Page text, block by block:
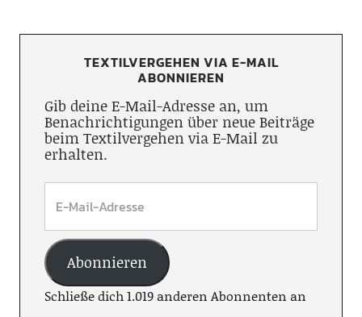
TEXTILVERGEHEN VIA E-MAIL
ABONNIEREN
Gib deine E-Mail-Adresse an, um
Benachrichtigungen über neue Beiträge
beim Textilvergehen via E-Mail zu
erhalten.
Abonnieren
Schließe dich 1.019 anderen Abonnenten an